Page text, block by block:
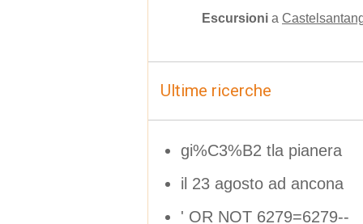
Escursioni a
Ultime ricerche
gi%C3%B2 tla pianera
il 23 agosto ad ancona
' OR NOT 6279=6279--